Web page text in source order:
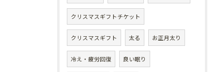
クリスマスギフトチケット
クリスマスギフト 太る お正月太り
冷え・疲労回復 良い眠り